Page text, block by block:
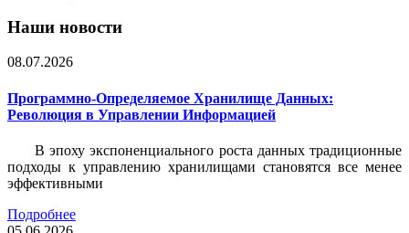
Наши новости
08.07.2026
Программно-Определяемое Хранилище Данных:
Революция в Управлении Информацией
В эпоху экспоненциального роста данных традиционные
подходы к управлению хранилищами становятся все менее
эффективными
Подробнее